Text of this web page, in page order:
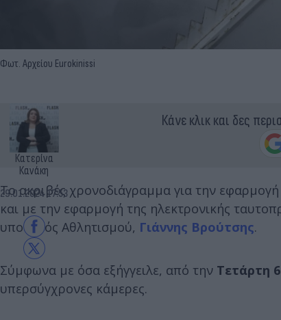
Φωτ. Αρχείου Eurokinissi
Κατερίνα
Κανάκη
29.01.2024 17:53
Κάνε κλικ και δες
Το ακριβές χρονοδιάγραμμα για την
και με την εφαρμογή της ηλεκτρονικής
υπουργός Αθλητισμού, Γιάννης Βρούτσης.
Σύμφωνα με όσα εξήγγειλε, από την Τετάρτη
υπερσύγχρονες κάμερες.